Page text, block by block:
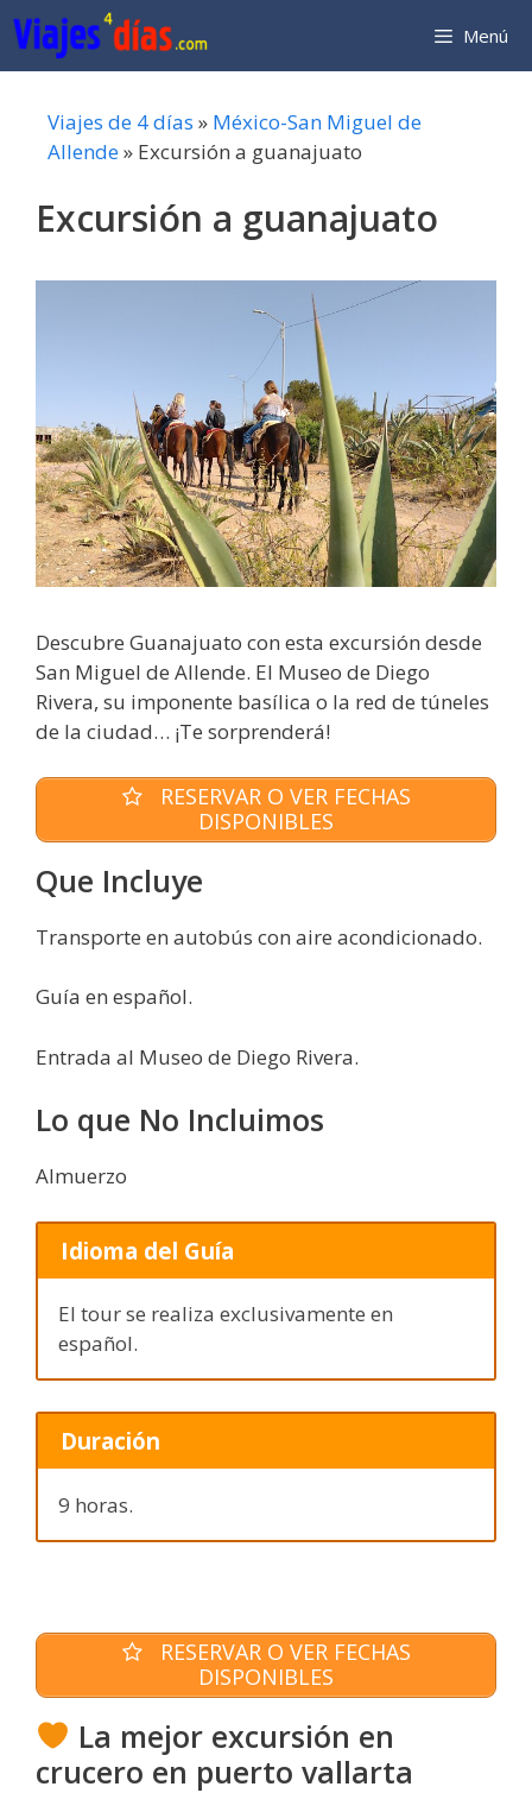
Saltar
al
contenido
Menú
Viajes de 4 días » México-San Miguel de
Allende» Excursión a guanajuato
Excursión a guanajuato
Descubre Guanajuato con esta excursión desde
San Miguel de Allende. El Museo de Diego
Rivera, su imponente basílica o la red de túneles
de la ciudad… ¡Te sorprenderá!
RESERVAR O VER FECHAS
DISPONIBLES
Que Incluye
Transporte en autobús con aire acondicionado.
Guía en español.
Entrada al Museo de Diego Rivera.
Lo que No Incluimos
Almuerzo
Idioma del Guía
El tour se realiza exclusivamente en
español.
Duración
9 horas.
RESERVAR O VER FECHAS
DISPONIBLES
La mejor excursión en
crucero en puerto vallarta